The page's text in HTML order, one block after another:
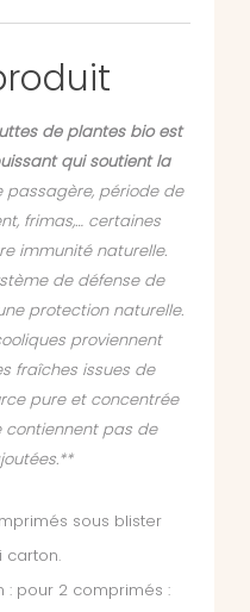
de plantes bio est
qui soutient la
période de
frimas,… certaines
immunité naturelle.
de défense de
protection naturelle.
proviennent
fraîches issues de
pure et concentrée
contiennent pas de
sous blister
carton.
: pour 2 comprimés :